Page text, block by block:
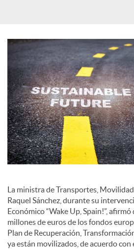
s
S
o
c
i
a
l
La ministra de Transportes,
Raquel Sánchez, durante su
Económico “Wake Up, Spain!”,
millones de euros de los fondos
Plan de Recuperación,
ya están movilizados, de acuerdo con